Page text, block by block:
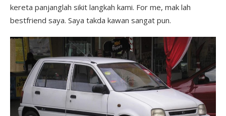
kereta panjanglah sikit langkah kami. For me, mak lah
bestfriend saya. Saya takda kawan sangat pun.